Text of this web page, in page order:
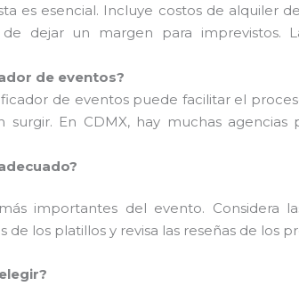
es esencial. Incluye costos de alquiler
dejar un margen para imprevistos.
de eventos?
de eventos puede facilitar el
En CDMX, hay muchas
importantes del evento. Considera
de los platillos y revisa las reseñas de los